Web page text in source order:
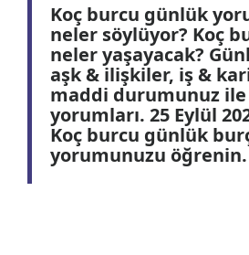
Koç burcu günlük
neler söylüyor? Koç
neler yaşayacak?
aşk & ilişkiler, iş &
maddi durumunuz
yorumları. 25 Eylül
Koç burcu günlük
yorumunuzu öğrenin.